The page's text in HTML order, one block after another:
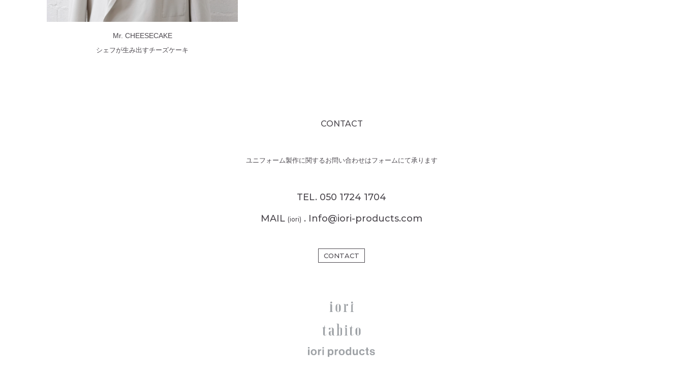
Mr. CHEESECAKE
シェフが生み出すチーズケーキ
CONTACT
ユニフォーム製作に関するお問い合わせはフォームにて承ります
TEL. 050 1724 1704
MAIL (iori) . Info@iori-products.com
CONTACT